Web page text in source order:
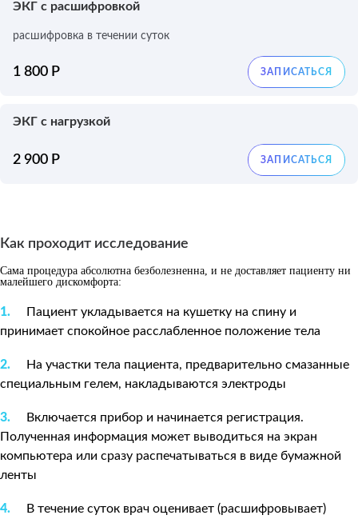
ЭКГ с расшифровкой
расшифровка в течении суток
1 800 Р
ЭКГ с нагрузкой
2 900 Р
Как проходит исследование
Сама процедура абсолютна безболезненна, и не доставляет пациенту ни
малейшего дискомфорта:
Пациент укладывается на кушетку на спину и
принимает спокойное расслабленное положение тела
На участки тела пациента, предварительно смазанные
специальным гелем, накладываются электроды
Включается прибор и начинается регистрация.
Полученная информация может выводиться на экран
компьютера или сразу распечатываться в виде бумажной
ленты
В течение суток врач оценивает (расшифровывает)